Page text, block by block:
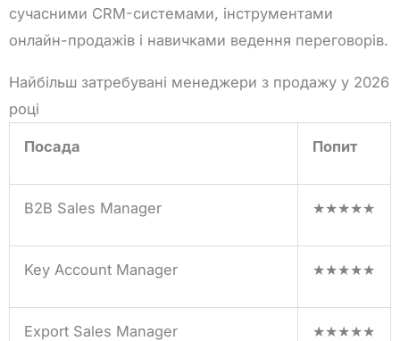
сучасними CRM-системами, інструментами
онлайн-продажів і навичками ведення переговорів.
Найбільш затребувані менеджери з продажу у 2026
році
Посада Попит
B2B Sales Manager ★★★★★
Key Account Manager ★★★★★
Export Sales Manager ★★★★★